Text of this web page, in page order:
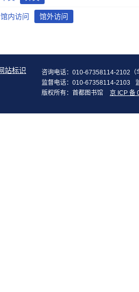
馆内访问 馆外访问
咨询电话：010-67358114-2102（
监督电话：010-67358114-2103
版权所有：首都图书馆
京 ICP 备